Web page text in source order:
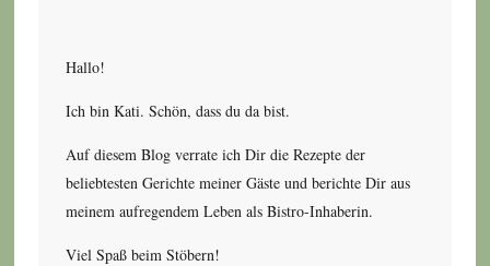
Hallo!
Ich bin Kati. Schön, dass du da bist.
Auf diesem Blog verrate ich Dir die Rezepte der
beliebtesten Gerichte meiner Gäste und berichte Dir aus
meinem aufregendem Leben als Bistro-Inhaberin.
Viel Spaß beim Stöbern!